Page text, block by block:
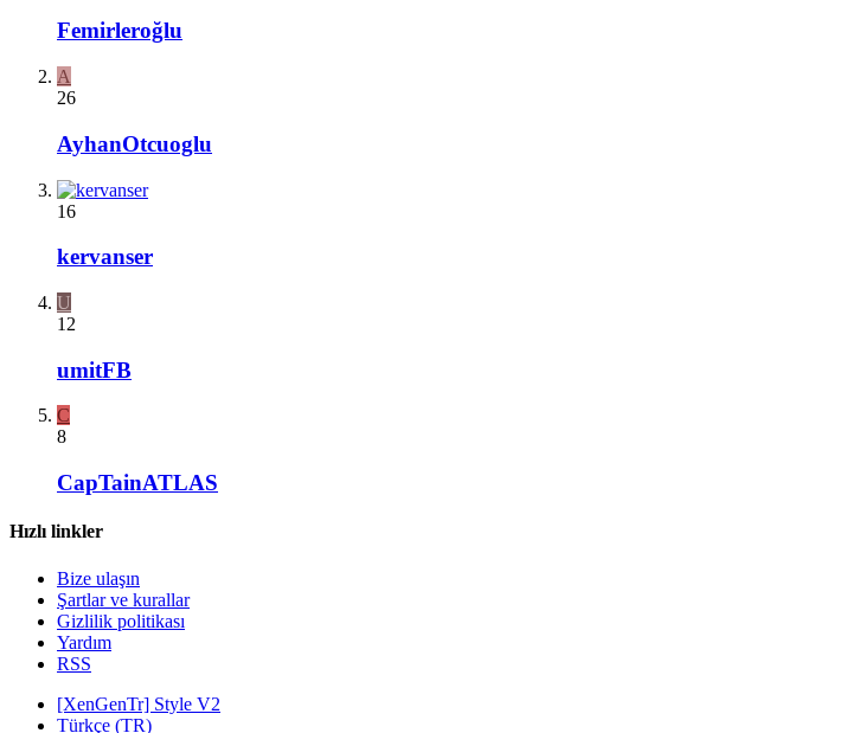
Femirleroğlu
A
26
AyhanOtcuoglu
16
kervanser
U
12
umitFB
C
8
CapTainATLAS
Hızlı linkler
Bize ulaşın
Şartlar ve kurallar
Gizlilik politikası
Yardım
RSS
[XenGenTr] Style V2
Türkçe (TR)